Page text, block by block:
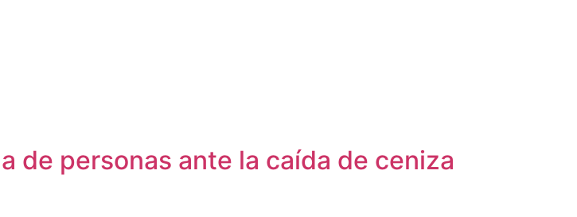
de personas ante la caída de ceniza